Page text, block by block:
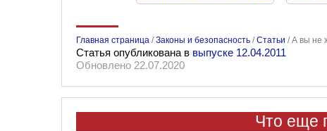
Главная страница /Законы и безопасность /Статьи /А вы не
Статья опубликована в выпуске 12.04.2011
Обновлено 22.07.2020
Что еще